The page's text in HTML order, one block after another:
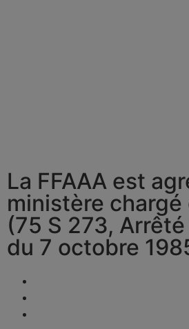
La FFAAA est
ministère
(75 S 273,
du 7 octobre